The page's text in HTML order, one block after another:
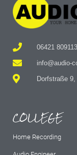
06421
info@audio-
Dorfstraße
COLLEGE
Home Recording